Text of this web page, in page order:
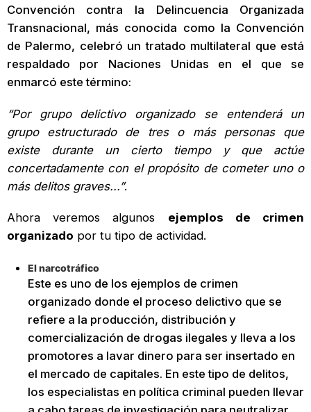
Convención contra la Delincuencia Organizada
Transnacional, más conocida como la Convención
de Palermo, celebró un tratado multilateral que está
respaldado por Naciones Unidas en el que se
enmarcó este término:
“Por grupo delictivo organizado se entenderá un
grupo estructurado de tres o más personas que
existe durante un cierto tiempo y que actúe
concertadamente con el propósito de cometer uno o
más delitos graves...”.
Ahora veremos algunos ejemplos de crimen
organizado por tu tipo de actividad.
El narcotráfico
Este es uno de los ejemplos de crimen
organizado donde el proceso delictivo que se
refiere a la producción, distribución y
comercialización de drogas ilegales y lleva a los
promotores a lavar dinero para ser insertado en
el mercado de capitales. En este tipo de delitos,
los especialistas en política criminal pueden llevar